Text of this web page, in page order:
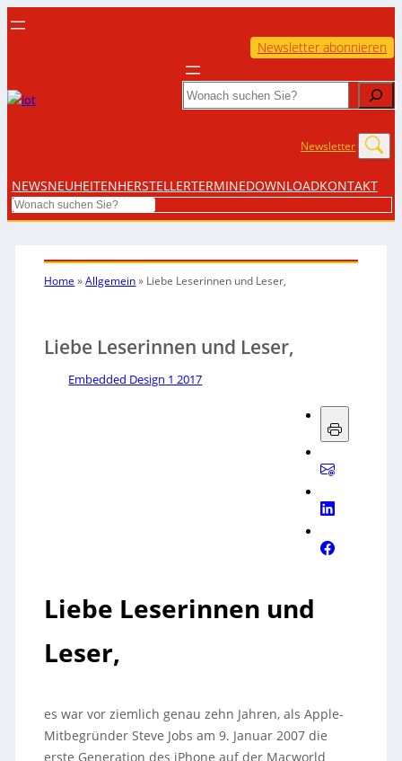
Newsletter abonnieren
Search
Newsletter
NEWSNEUHEITENHERSTELLERTERMINEDOWNLOADKONTAKT
Search
Home »Allgemein» Liebe Leserinnen und Leser,
Liebe Leserinnen und Leser,
Embedded Design 1 2017
Liebe Leserinnen und
Leser,
es war vor ziemlich genau zehn Jahren, als Apple-
Mitbegründer Steve Jobs am 9. Januar 2007 die
erste Generation des iPhone auf der Macworld